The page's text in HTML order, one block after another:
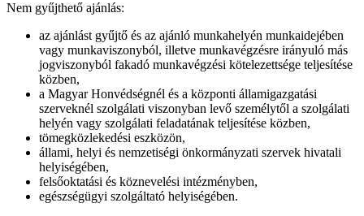
Nem gyűjthető ajánlás:
az ajánlást gyűjtő és az ajánló munkahelyén munkaidejében
vagy munkaviszonyból, illetve munkavégzésre irányuló más
jogviszonyból fakadó munkavégzési kötelezettsége teljesítése
közben,
a Magyar Honvédségnél és a központi államigazgatási
szerveknél szolgálati viszonyban levő személytől a szolgálati
helyén vagy szolgálati feladatának teljesítése közben,
tömegközlekedési eszközön,
állami, helyi és nemzetiségi önkormányzati szervek hivatali
helyiségében,
felsőoktatási és köznevelési intézményben,
egészségügyi szolgáltató helyiségében.